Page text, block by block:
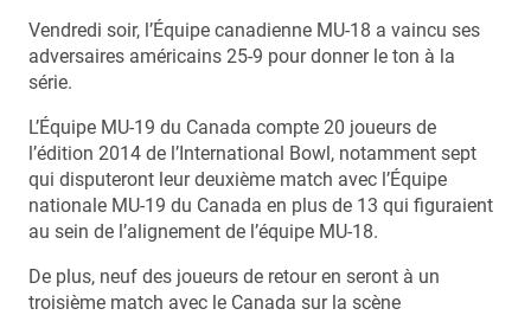
Vendredi soir, l’Équipe canadienne MU-18 a vaincu ses
adversaires américains 25-9 pour donner le ton à la
série.
L’Équipe MU-19 du Canada compte 20 joueurs de
l’édition 2014 de l’International Bowl, notamment sept
qui disputeront leur deuxième match avec l’Équipe
nationale MU-19 du Canada en plus de 13 qui figuraient
au sein de l’alignement de l’équipe MU-18.
De plus, neuf des joueurs de retour en seront à un
troisième match avec le Canada sur la scène